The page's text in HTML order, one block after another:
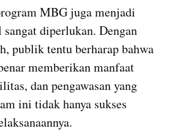
MBG juga menjadi
diperlukan. Dengan
publik tentu berharap bahwa
memberikan manfaat
dan pengawasan yang
ini tidak hanya sukses